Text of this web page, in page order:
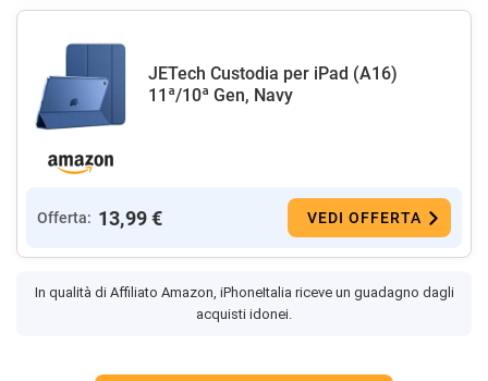
JETech Custodia per iPad (A16)
11ª/10ª Gen, Navy
Offerta: 13,99 € VEDI OFFERTA
In qualità di Affiliato Amazon, iPhoneItalia riceve un guadagno dagli
acquisti idonei.